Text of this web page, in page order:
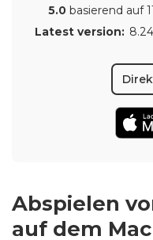
5.0 basierend auf
Latest version:
Abspielen
auf dem